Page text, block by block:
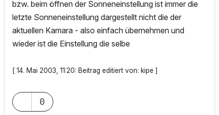
bzw. beim öffnen der Sonneneinstellung ist immer die
letzte Sonneneinstellung dargestellt nicht die der
aktuellen Kamara - also einfach übernehmen und
wieder ist die Einstellung die selbe
[ 14. Mai 2003, 11:20: Beitrag editiert von: kipe ]
0